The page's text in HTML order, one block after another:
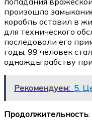
произошло
корабль оставил в
для технического
последовали его
годы, 99 человек
однажды рабству
Рекомендуем: 5.
Продолжительность